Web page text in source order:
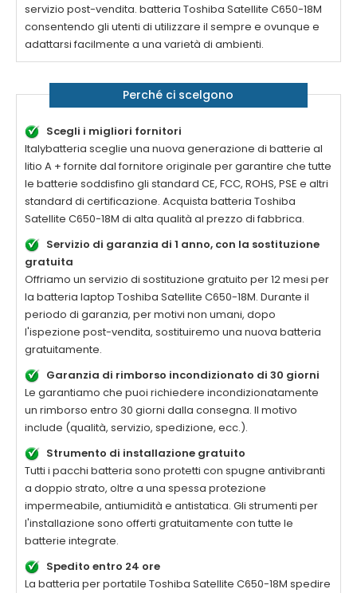
servizio post-vendita. batteria Toshiba Satellite C650-18M
consentendo gli utenti di utilizzare il sempre e ovunque e
adattarsi facilmente a una varietà di ambienti.
Perché ci scelgono
Scegli i migliori fornitori
Italybatteria sceglie una nuova generazione di batterie al
litio A + fornite dal fornitore originale per garantire che tutte
le batterie soddisfino gli standard CE, FCC, ROHS, PSE e altri
standard di certificazione. Acquista batteria Toshiba
Satellite C650-18M di alta qualità al prezzo di fabbrica.
Servizio di garanzia di 1 anno, con la sostituzione
gratuita
Offriamo un servizio di sostituzione gratuito per 12 mesi per
la batteria laptop Toshiba Satellite C650-18M. Durante il
periodo di garanzia, per motivi non umani, dopo
l'ispezione post-vendita, sostituiremo una nuova batteria
gratuitamente.
Garanzia di rimborso incondizionato di 30 giorni
Le garantiamo che puoi richiedere incondizionatamente
un rimborso entro 30 giorni dalla consegna. Il motivo
include (qualità, servizio, spedizione, ecc.).
Strumento di installazione gratuito
Tutti i pacchi batteria sono protetti con spugne antivibranti
a doppio strato, oltre a una spessa protezione
impermeabile, antiumidità e antistatica. Gli strumenti per
l'installazione sono offerti gratuitamente con tutte le
batterie integrate.
Spedito entro 24 ore
La batteria per portatile Toshiba Satellite C650-18M spedire